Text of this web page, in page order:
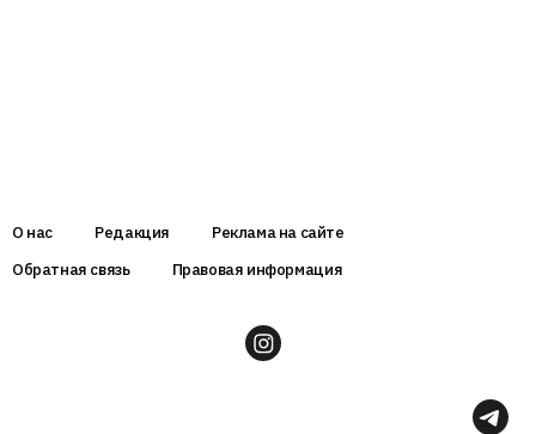
О нас Редакция
Реклама на сайте
Обратная связь
Правовая информация